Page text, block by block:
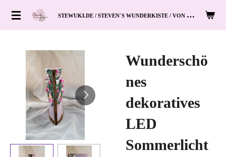
Zum
S
TEWUKI.DE / STEVEN`S WUNDERKISTE / VON HAND ZUM HERZ
Wunderschö
nes
dekoratives
LED
Sommerlicht